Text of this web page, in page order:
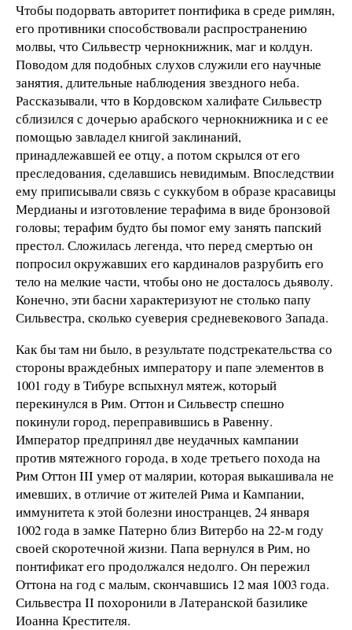
Чтобы подорвать авторитет понтифика в среде римлян,
его противники способствовали распространению
молвы, что Сильвестр чернокнижник, маг и колдун.
Поводом для подобных слухов служили его научные
занятия, длительные наблюдения звездного неба.
Рассказывали, что в Кордовском халифате Сильвестр
сблизился с дочерью арабского чернокнижника и с ее
помощью завладел книгой заклинаний,
принадлежавшей ее отцу, а потом скрылся от его
преследования, сделавшись невидимым. Впоследствии
ему приписывали связь с суккубом в образе красавицы
Мердианы и изготовление терафима в виде бронзовой
головы; терафим будто бы помог ему занять папский
престол. Сложилась легенда, что перед смертью он
попросил окружавших его кардиналов разрубить его
тело на мелкие части, чтобы оно не досталось дьяволу.
Конечно, эти басни характеризуют не столько папу
Сильвестра, сколько суеверия средневекового Запада.
Как бы там ни было, в результате подстрекательства со
стороны враждебных императору и папе элементов в
1001 году в Тибуре вспыхнул мятеж, который
перекинулся в Рим. Оттон и Сильвестр спешно
покинули город, переправившись в Равенну.
Император предпринял две неудачных кампании
против мятежного города, в ходе третьего похода на
Рим Оттон III умер от малярии, которая выкашивала не
имевших, в отличие от жителей Рима и Кампании,
иммунитета к этой болезни иностранцев, 24 января
1002 года в замке Патерно близ Витербо на 22-м году
своей скоротечной жизни. Папа вернулся в Рим, но
понтификат его продолжался недолго. Он пережил
Оттона на год с малым, скончавшись 12 мая 1003 года.
Сильвестра II похоронили в Латеранской базилике
Иоанна Крестителя.